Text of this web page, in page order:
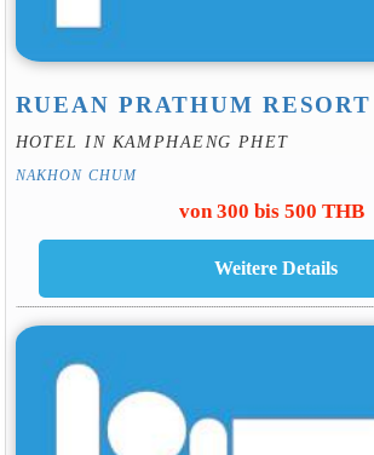
RUEAN PRATHUM RESORT
HOTEL IN KAMPHAENG PHET
NAKHON CHUM
von 300 bis 500 THB